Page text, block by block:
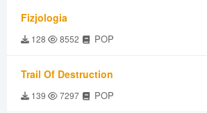
Fizjologia
128 8552 POP
Trail Of Destruction
139 7297 POP